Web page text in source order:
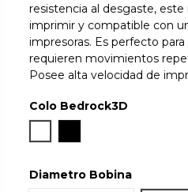
resistencia al desgaste,
imprimir y compatible con
impresoras. Es perfecto
requieren movimientos
Posee alta velocidad de
Colo Bedrock3D
Diametro Bobina